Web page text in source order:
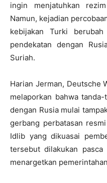
ingin menjatuhkan
Namun, kejadian
kebijakan Turki
pendekatan dengan
Suriah.
Harian Jerman, Deutsche
melaporkan bahwa
dengan Rusia mulai
gerbang perbatasan
Idlib yang dikuasai
tersebut dilakukan
menargetkan